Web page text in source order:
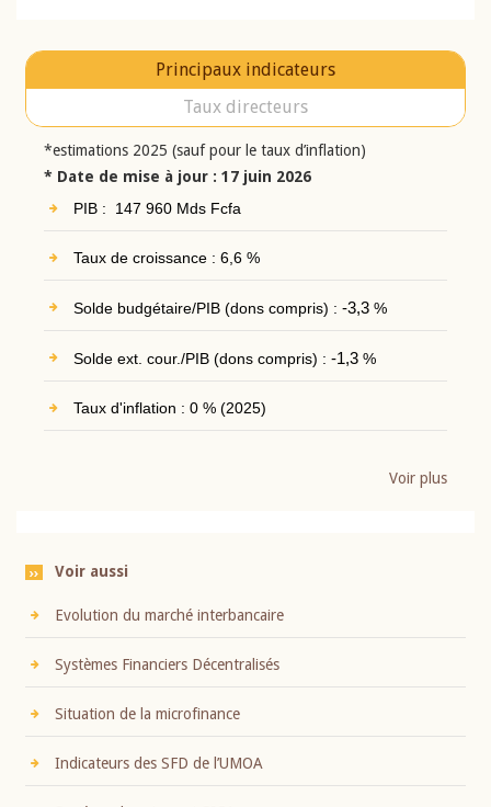
Principaux indicateurs
Taux directeurs
*estimations 2025 (sauf pour le taux d’inflation)
* Date de mise à jour : 17 juin 2026
PIB : 147 960 Mds Fcfa
Taux de croissance : 6,6 %
Solde budgétaire/PIB (dons compris) : -3,3%
Solde ext. cour./PIB (dons compris) : -1,3%
Taux d'inflation : 0 % (2025)
Voir plus
Voir aussi
Evolution du marché interbancaire
Systèmes Financiers Décentralisés
Situation de la microfinance
Indicateurs des SFD de l’UMOA